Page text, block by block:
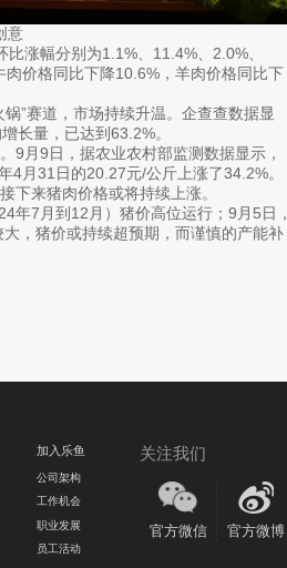
意
幅分别为1.1%、11.4%、2.0%、
价格同比下降10.6%，羊肉价格同比下
赛道，市场持续升温。企查查数据显
长量，已达到63.2%。
9日，据农业农村部监测数据显示，
月31日的20.27元/公斤上涨了34.2%。
来猪肉价格或将持续上涨。
7月到12月）猪价高位运行；9月5日，
，猪价或持续超预期，而谨慎的产能补
关注我们
官方微信 官方微博
加入乐鱼
公司架构
工作机会
职业发展
员工活动